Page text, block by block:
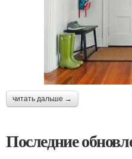
читать дальше →
Последние